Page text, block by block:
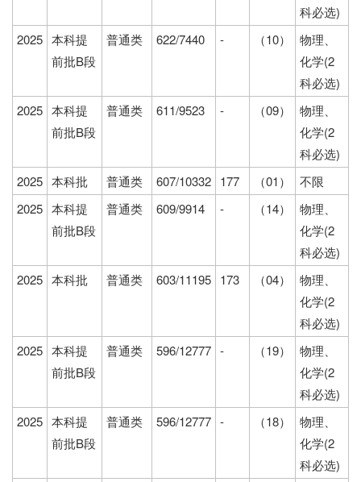
科必选)
2025 本科提
前批B段
普通类 622/7440 - （10）
物理、
化学(2
科必选)
2025 本科提
前批B段
普通类 611/9523 - （09）
物理、
化学(2
科必选)
2025 本科批 普通类 607/10332 177 （01）
不限
2025 本科提
前批B段
普通类 609/9914 - （14）
物理、
化学(2
科必选)
2025 本科批 普通类 603/11195 173 （04）
物理、
化学(2
科必选)
2025 本科提
前批B段
普通类 596/12777 - （19）
物理、
化学(2
科必选)
2025 本科提
前批B段
普通类 596/12777 - （18）
物理、
化学(2
科必选)